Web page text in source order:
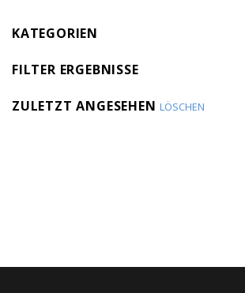
KATEGORIEN
FILTER ERGEBNISSE
ZULETZT ANGESEHENLÖSCHEN